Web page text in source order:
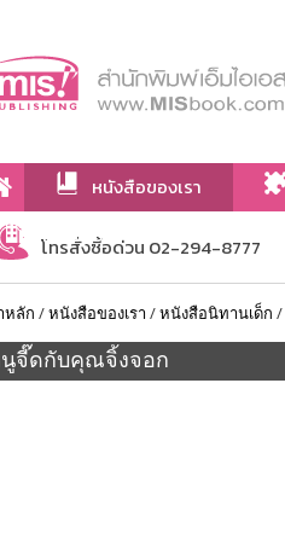
หนังสือของเรา
เกี่ยวกับเรา
โทรสั่งซื้อด่วน 02-294-8777
หลัก /หนังสือของเรา /หนังสือนิทานเด็ก /
จี๊ดกับคุณจิ้งจอก